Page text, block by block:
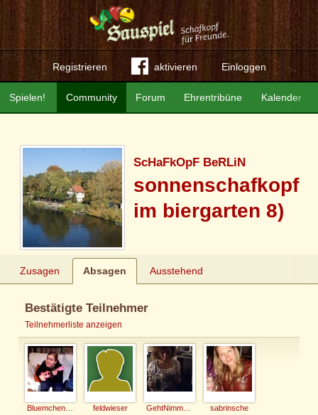
Registrieren aktivieren Einloggen
Community Forum Ehrentribüne Kalender
Spielen!
ScHaFkOpF BeRLiN
sonnenschafkopf
im biergarten 8)
Zusagen Absagen Ausstehend
Bestätigte Teilnehmer
Teilnehmerliste anzeigen
feldwieser sabrinsche